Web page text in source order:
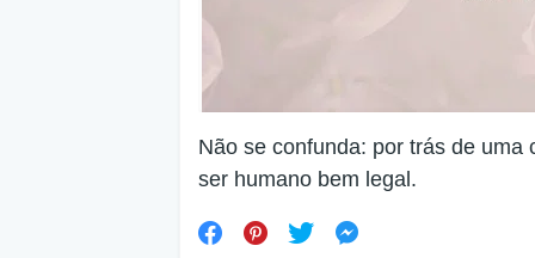
Não se confunda: por trás de
ser humano bem legal.